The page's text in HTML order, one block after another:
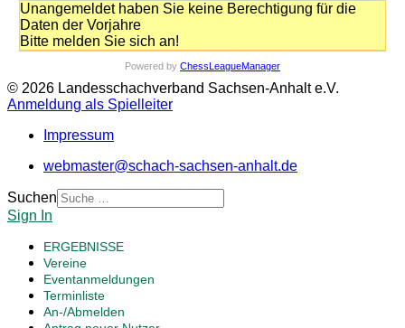
Unangemeldet haben Sie keine Berechtigung für die
Daten der Vorjahre
Bitte melden Sie sich an!
Powered by ChessLeagueManager
© 2026 Landesschachverband Sachsen-Anhalt e.V.
Anmeldung als Spielleiter
Impressum
webmaster@schach-sachsen-anhalt.de
Suchen
Sign In
ERGEBNISSE
Vereine
Eventanmeldungen
Terminliste
An-/Abmelden